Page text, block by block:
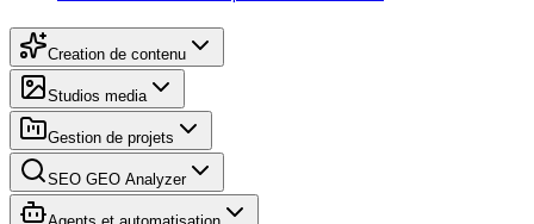
Creation de contenu
Studios media
Gestion de projets
SEO GEO Analyzer